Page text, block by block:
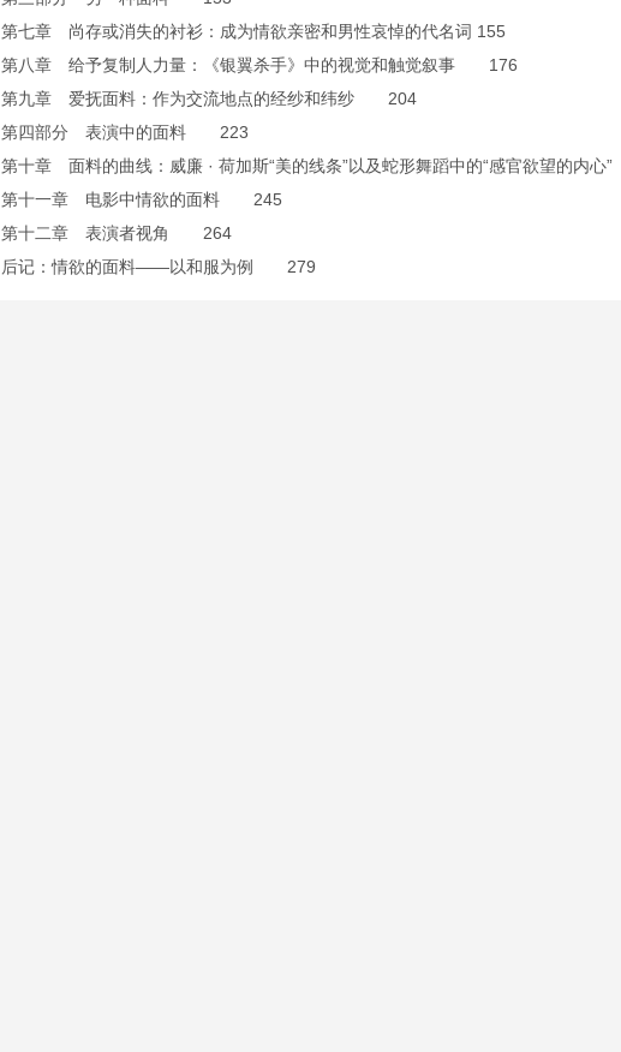
第七章 尚存或消失的衬衫：成为情欲亲密和男性哀悼的代名词 155
第八章 给予复制人力量：《银翼杀手》中的视觉和触觉叙事 176
第九章 爱抚面料：作为交流地点的经纱和纬纱 204
第四部分 表演中的面料 223
第十章 面料的曲线：威廉 · 荷加斯“美的线条”以及蛇形舞蹈中的“感官欲望的内
第十一章 电影中情欲的面料 245
第十二章 表演者视角 264
后记：情欲的面料——以和服为例 279